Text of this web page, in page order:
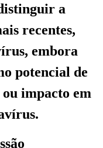
a
recentes,
embora
potencial de
impacto em